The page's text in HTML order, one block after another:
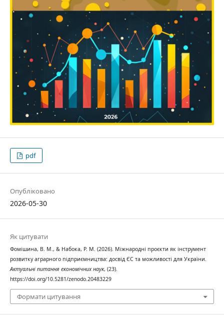
pdf
Опубліковано
2026-05-30
Як цитувати
Фомішина, В. М., & Набока, Р. М. (2026). Міжнародні проєкти як інструмент
розвитку аграрного підприємництва: досвід ЄС та можливості для України.
Актуальні питання економічних наук, (23).
https://doi.org/10.5281/zenodo.20483229
Формати цитування